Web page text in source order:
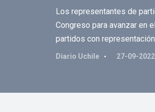
Los representantes de
Congreso para avanzar en
partidos con
Diario Uchile 27-09-2022